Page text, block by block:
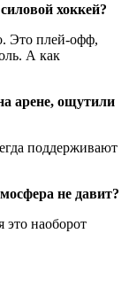
хоккей?
Это плей-офф,
А как
арене, ощутили
поддерживают
не давит?
это наоборот